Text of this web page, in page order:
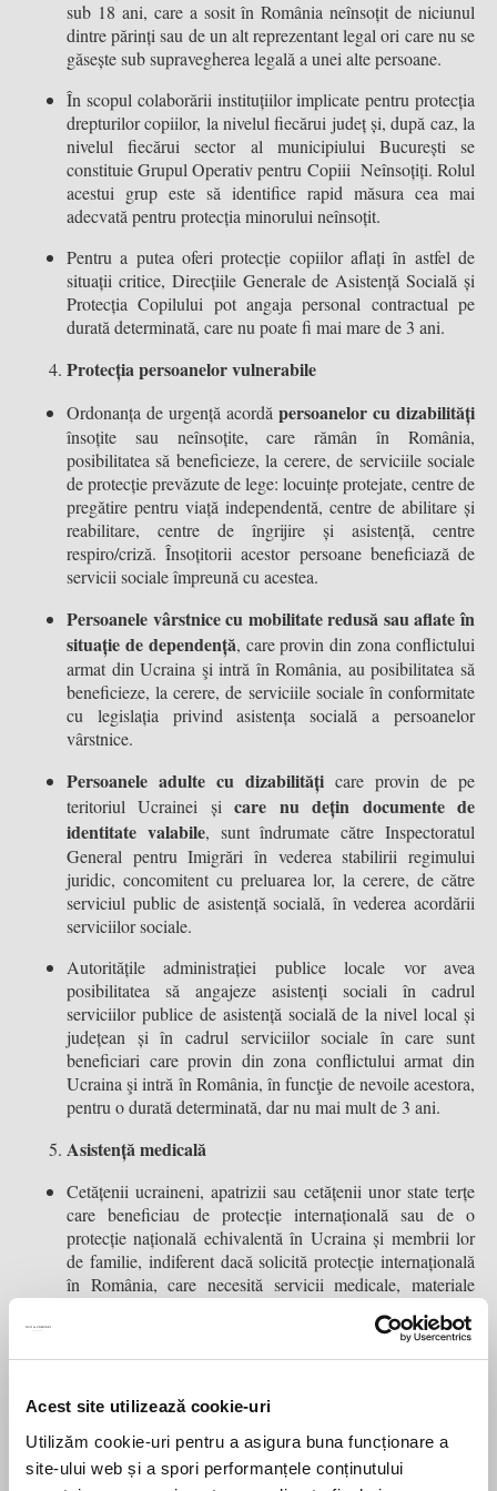
Acest site utilizează cookie-uri
Utilizăm cookie-uri pentru a asigura buna funcționare a
site-ului web și a spori performanțele conținutului
sub 18 ani, care a sosit în România neînsoțit de niciunul
dintre părinți sau de un alt reprezentant legal ori care nu se
găsește sub supravegherea legală a unei alte persoane.
În scopul colaborării instituțiilor implicate pentru protecția
drepturilor copiilor, la nivelul fiecărui județ și, după caz, la
nivelul fiecărui sector al municipiului București se
constituie Grupul Operativ pentru Copiii Neînsoțiți. Rolul
acestui grup este să identifice rapid măsura cea mai
adecvată pentru protecția minorului neînsoțit.
Pentru a putea oferi protecție copiilor aflați în astfel de
situații critice, Direcțiile Generale de Asistență Socială și
Protecția Copilului pot angaja personal contractual pe
durată determinată, care nu poate fi mai mare de 3 ani.
Protecția persoanelor vulnerabile
Ordonanța de urgență acordă persoanelor cu dizabilități
însoțite sau neînsoțite, care rămân în România,
posibilitatea să beneficieze, la cerere, de serviciile sociale
de protecție prevăzute de lege: locuințe protejate, centre de
pregătire pentru viață independentă, centre de abilitare și
reabilitare, centre de îngrijire și asistență, centre
respiro/criză. Însoțitorii acestor persoane beneficiază de
servicii sociale împreună cu acestea.
Persoanele vârstnice cu mobilitate redusă sau aflate în
situație de dependență, care provin din zona conflictului
armat din Ucraina şi intră în România, au posibilitatea să
beneficieze, la cerere, de serviciile sociale în conformitate
cu legislația privind asistența socială a persoanelor
vârstnice.
Persoanele adulte cu dizabilități care provin de pe
teritoriul Ucrainei șicare nu dețin documente de
identitate valabile, sunt îndrumate către Inspectoratul
General pentru Imigrări în vederea stabilirii regimului
juridic, concomitent cu preluarea lor, la cerere, de către
serviciul public de asistență socială, în vederea acordării
serviciilor sociale.
Autoritățile administrației publice locale vor avea
posibilitatea să angajeze asistenți sociali în cadrul
serviciilor publice de asistență socială de la nivel local și
județean și în cadrul serviciilor sociale în care sunt
beneficiari care provin din zona conflictului armat din
Ucraina şi intră în România, în funcţie de nevoile acestora,
pentru o durată determinată, dar nu mai mult de 3 ani.
Asistență medicală
Cetățenii ucraineni, apatrizii sau cetățenii unor state terțe
care beneficiau de protecție internațională sau de o
protecție națională echivalentă în Ucraina și membrii lor
de familie, indiferent dacă solicită protecție internațională
în România, care necesită servicii medicale, materiale
beneficiază de pachetul de servicii
de bază prevăzut în contractul-cadruprivind condițiile
dispozitivelor medicale în cadrul sistemului de asigurări
precum și de medicamente,
materiale, dispozitive și servicii medicale cuprinse în
programele naționale de sănătate curative, întocmai ca